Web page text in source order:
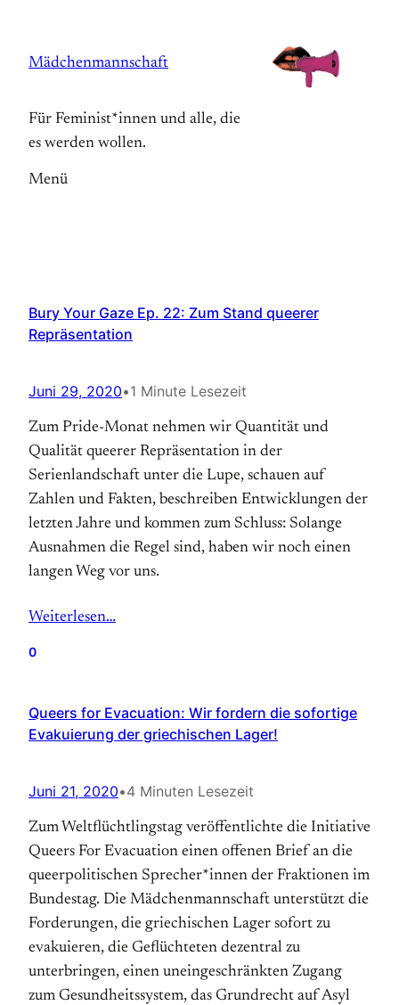
springen
Mädchenmannschaft
Für Feminist*innen und alle, die
es werden wollen.
Menü
Bury Your Gaze Ep. 22: Zum Stand queerer
Repräsentation
Juni 29, 2020•1 Minute Lesezeit
Zum Pride-Monat nehmen wir Quantität und
Qualität queerer Repräsentation in der
Serienlandschaft unter die Lupe, schauen auf
Zahlen und Fakten, beschreiben Entwicklungen der
letzten Jahre und kommen zum Schluss: Solange
Ausnahmen die Regel sind, haben wir noch einen
langen Weg vor uns.
Weiterlesen…
0
Queers for Evacuation: Wir fordern die sofortige
Evakuierung der griechischen Lager!
Juni 21, 2020•4 Minuten Lesezeit
Zum Weltflüchtlingstag veröffentlichte die Initiative
Queers For Evacuation einen offenen Brief an die
queerpolitischen Sprecher*innen der Fraktionen im
Bundestag. Die Mädchenmannschaft unterstützt die
Forderungen, die griechischen Lager sofort zu
evakuieren, die Geflüchteten dezentral zu
unterbringen, einen uneingeschränkten Zugang
zum Gesundheitssystem, das Grundrecht auf Asyl